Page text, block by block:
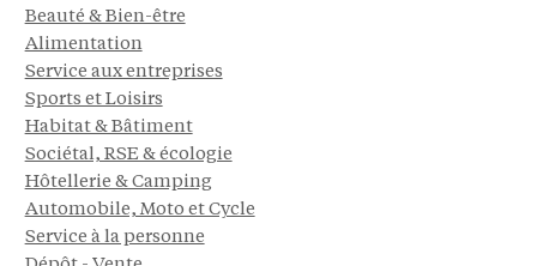
Beauté & Bien-être
Alimentation
Service aux entreprises
Sports et Loisirs
Habitat & Bâtiment
Sociétal, RSE & écologie
Hôtellerie & Camping
Automobile, Moto et Cycle
Service à la personne